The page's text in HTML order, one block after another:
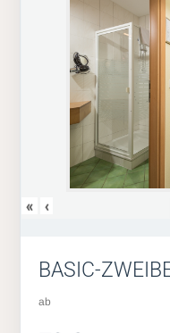
« ‹
BASIC-
ab